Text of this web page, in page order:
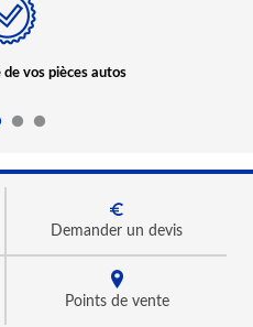
vos pièces autos
Demander un devis
Points de vente